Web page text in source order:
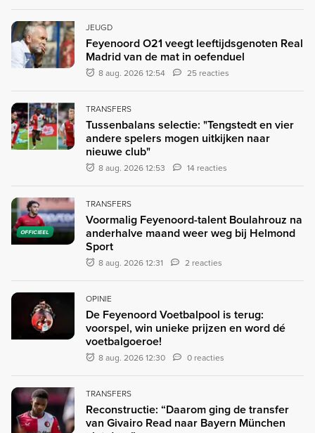
JEUGD
Feyenoord O21 veegt leeftijdsgenoten Real
Madrid van de mat in oefenduel
8 aug. 2026 12:54 25 reacties
TRANSFERS
Tussenbalans selectie: "Tengstedt en vier
andere spelers mogen uitkijken naar
nieuwe club"
8 aug. 2026 12:53 14 reacties
OFFICIEEL
TRANSFERS
Voormalig Feyenoord-talent Boulahrouz na
anderhalve maand weer weg bij Helmond
Sport
8 aug. 2026 12:31 2 reacties
OPINIE
De Feyenoord Voetbalpool is terug:
voorspel, win unieke prijzen en word dé
voetbalgoeroe!
8 aug. 2026 12:30 0 reacties
TRANSFERS
Reconstructie: “Daarom ging de transfer
van Givairo Read naar Bayern München